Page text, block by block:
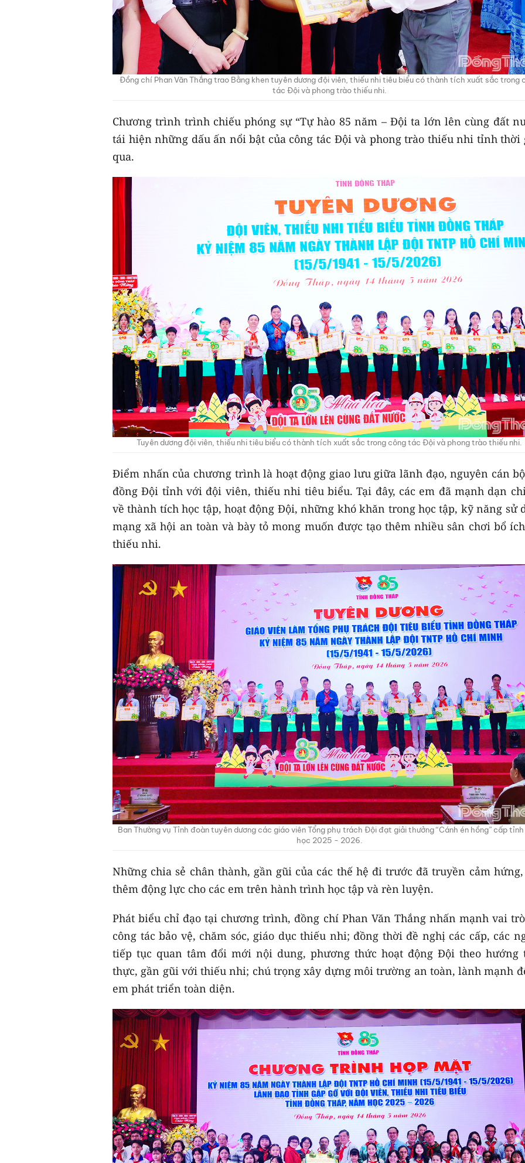
Đồng chí Phan Văn Thắng trao Bằng khen tuyên dương đội viên, thiếu nhi tiêu biểu có thành tích xuất sắc trong
tác Đội và phong trào thiếu nhi.
Chương trình trình chiếu phóng sự “Tự hào 85 năm – Đội ta lớn lên cùng đất
tái hiện những dấu ấn nổi bật của công tác Đội và phong trào thiếu nhi tỉnh thời
qua.
Tuyên dương đội viên, thiếu nhi tiêu biểu có thành tích xuất sắc trong công tác Đội và phong trào thiếu nhi.
Điểm nhấn của chương trình là hoạt động giao lưu giữa lãnh đạo, nguyên cán
đồng Đội tỉnh với đội viên, thiếu nhi tiêu biểu. Tại đây, các em đã mạnh dạn
về thành tích học tập, hoạt động Đội, những khó khăn trong học tập, kỹ năng sử
mạng xã hội an toàn và bày tỏ mong muốn được tạo thêm nhiều sân chơi bổ
thiếu nhi.
Ban Thường vụ Tỉnh đoàn tuyên dương các giáo viên Tổng phụ trách Đội đạt giải thưởng “Cánh én hồng” cấp tỉnh
học 2025 - 2026.
Những chia sẻ chân thành, gần gũi của các thế hệ đi trước đã truyền cảm
thêm động lực cho các em trên hành trình học tập và rèn luyện.
Phát biểu chỉ đạo tại chương trình, đồng chí Phan Văn Thắng nhấn mạnh vai
công tác bảo vệ, chăm sóc, giáo dục thiếu nhi; đồng thời đề nghị các cấp, các
tiếp tục quan tâm đổi mới nội dung, phương thức hoạt động Đội theo hướng
thực, gần gũi với thiếu nhi; chú trọng xây dựng môi trường an toàn, lành mạnh
em phát triển toàn diện.